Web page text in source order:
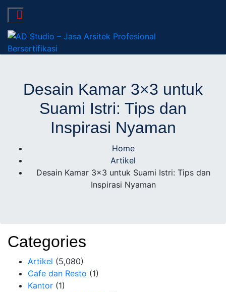
Arsitek Profesional
Bersertifikasi
Desain Kamar 3×3 untuk
Suami Istri: Tips dan
Inspirasi Nyaman
Home
Artikel
Desain Kamar 3×3 untuk Suami Istri: Tips dan
Inspirasi Nyaman
Categories
Artikel (5,080)
Cafe dan Resto (1)
Kantor (1)